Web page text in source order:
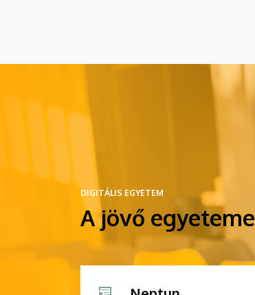
DIGITÁLIS EGYETEM
A jövő egyeteme